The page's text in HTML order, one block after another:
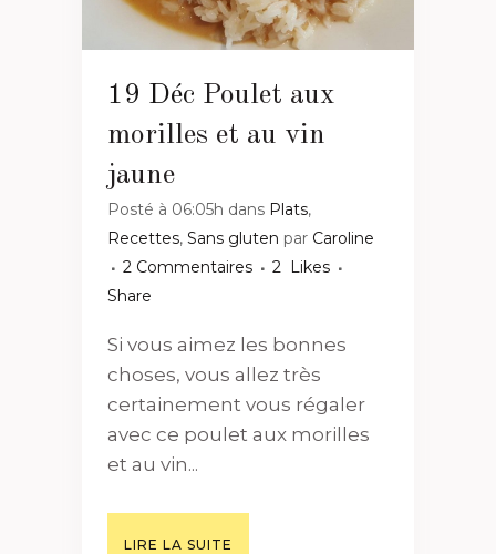
19 Déc Poulet aux
morilles et au vin
jaune
Posté à 06:05h dans Plats,
Recettes, Sans gluten par Caroline
2 Commentaires
2 Likes
Share
Si vous aimez les bonnes
choses, vous allez très
certainement vous régaler
avec ce poulet aux morilles
et au vin...
LIRE LA SUITE